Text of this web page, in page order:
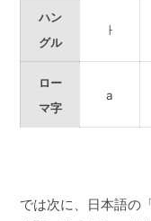
ハン
グル
ㅏ
ロー
マ字
a
では次に、日本語の